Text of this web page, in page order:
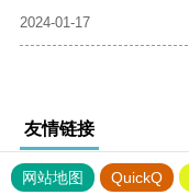
2024-01-17
友情链接
网站地图 QuickQ